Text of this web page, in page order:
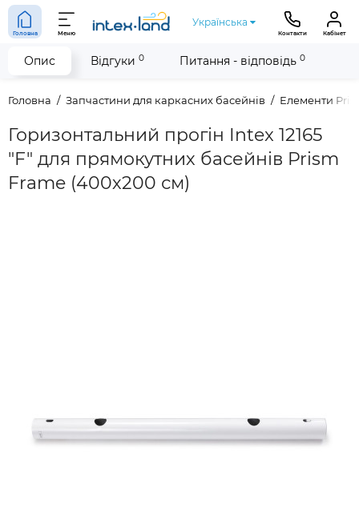
Головна Меню
Українська
Контакти Кабінет
Головна Запчастини для каркасних басейнів Елементи
Горизонтальний прогін Intex 12165
"F" для прямокутних басейнів Prism
Frame (400х200 см)
Опис Відгуки 0 Питання - відповідь 0